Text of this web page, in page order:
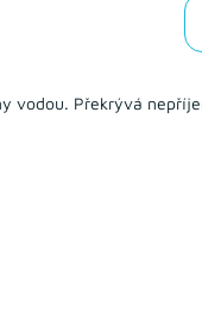
vodou. Překrývá